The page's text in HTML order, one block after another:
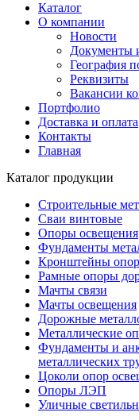
Каталог
О компании
Новости
Документы
География
Реквизиты
Вакансии
Портфолио
Доставка и оплата
Контакты
Главная
Каталог продукции
Строительные
Сваи винтовые
Опоры освещения
Фундаменты
Кронштейны
Рамные опоры
Мачты связи
Мачты освещения
Дорожные
Металлические
Фундаменты и
металлических
Цоколи опор
Опоры ЛЭП
Уличные